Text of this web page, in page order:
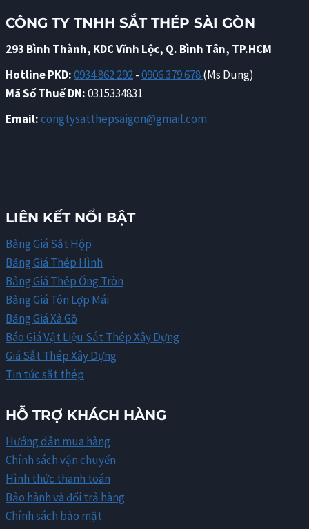
CÔNG TY TNHH SẮT THÉP SÀI GÒN
293 Bình Thành, KDC Vĩnh Lộc, Q. Bình Tân, TP.HCM
Hotline PKD:0934 862 292-0906 379 678(Ms Dung)
Mã Số Thuế DN:0315334831
Email:congtysatthepsaigon@gmail.com
LIÊN KẾT NỔI BẬT
Bảng Giá Sắt Hộp
Bảng Giá Thép Hình
Bảng Giá Thép Ống Tròn
Bảng Giá Tôn Lợp Mái
Bảng Giá Xà Gồ
Báo Giá Vật Liệu Sắt Thép Xây Dựng
Giá Sắt Thép Xây Dựng
Tin tức sắt thép
HỖ TRỢ KHÁCH HÀNG
Hướng dẫn mua hàng
Chính sách vận chuyển
Hình thức thanh toán
Bảo hành và đổi trả hàng
Chính sách bảo mật